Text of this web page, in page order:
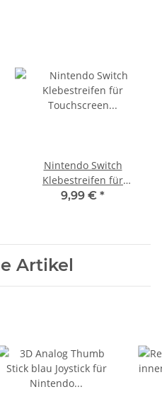
Nintendo Switch
Klebestreifen für
Touchscreen Scheibe
9,99 € *
Artikel